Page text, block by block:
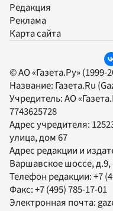
Редакция
Реклама
Карта сайта
© АО «Газета.Ру» (1999-
Название: Газета.Ru
Учредитель:АО
7743625728
Адрес учредителя:
улица, дом 67
Адрес редакции и
Варшавское шоссе, д.9,
Телефон редакции:+7
Факс:+7 (495) 785-17-01
Электронная почта: